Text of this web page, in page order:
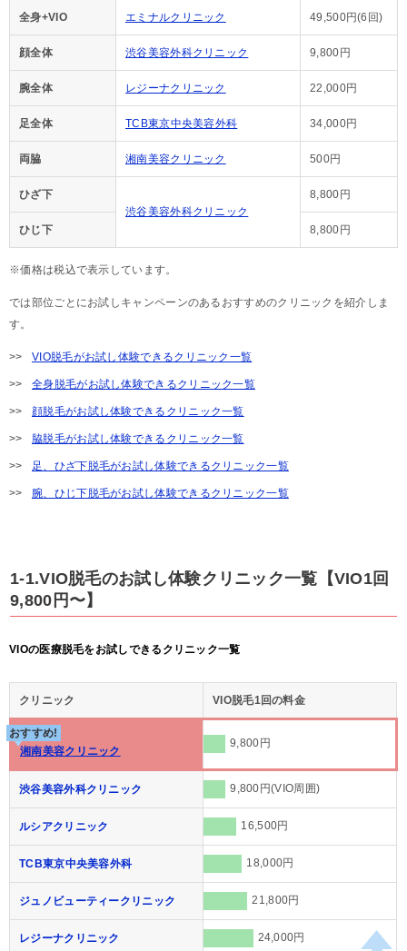
全身+VIO エミナルクリニック 49,500円(6回)
顔全体 渋谷美容外科クリニック 9,800円
腕全体 レジーナクリニック 22,000円
足全体 TCB東京中央美容外科 34,000円
両脇 湘南美容クリニック 500円
ひざ下
渋谷美容外科クリニック
8,800円
ひじ下 8,800円
※価格は税込で表示しています。
では部位ごとにお試しキャンペーンのあるおすすめのクリニックを紹介しま
す。
VIO脱毛がお試し体験できるクリニック一覧
全身脱毛がお試し体験できるクリニック一覧
顔脱毛がお試し体験できるクリニック一覧
脇脱毛がお試し体験できるクリニック一覧
足、ひざ下脱毛がお試し体験できるクリニック一覧
腕、ひじ下脱毛がお試し体験できるクリニック一覧
1-1.VIO脱毛のお試し体験クリニック一覧【VIO1回
9,800円〜】
VIOの医療脱毛をお試しできるクリニック一覧
クリニック VIO脱毛1回の料金
おすすめ!
湘南美容クリニック
9,800円
渋谷美容外科クリニック 9,800円(VIO周囲)
ルシアクリニック 16,500円
TCB東京中央美容外科 18,000円
ジュノビューティークリニック 21,800円
レジーナクリニック 24,000円